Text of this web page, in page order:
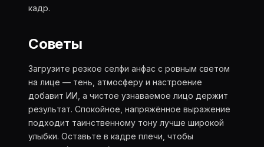
кадр.
Советы
Загрузите резкое селфи анфас с ровным светом
на лице — тень, атмосферу и настроение
добавит ИИ, а чистое узнаваемое лицо держит
результат. Спокойное, напряжённое выражение
подходит таинственному тону лучше широкой
улыбки. Оставьте в кадре плечи, чтобы